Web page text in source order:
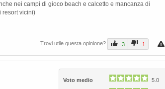
nei campi di gioco beach e calcetto e mancanza di
resort vicini)
Trovi utile questa opinione? 3 1
Voto medio
5.0